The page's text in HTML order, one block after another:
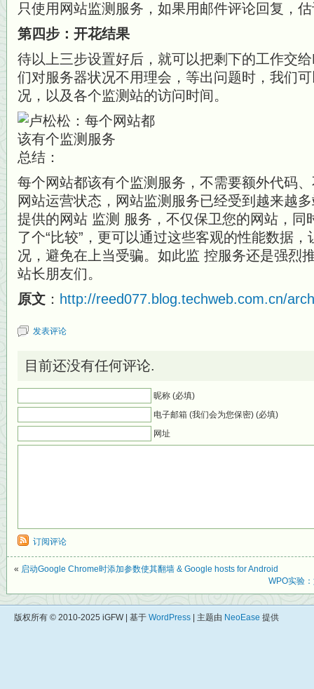
只使用网站监测服务，如果用邮件评论回复，
第四步：开花结果
待以上三步设置好后，就可以把剩下的工作交
们对服务器状况不用理会，等出问题时，我们
况，以及各个监测站的访问时间。
总结：
每个网站都该有个监测服务，不需要额外代码
网站运营状态，网站监测服务已经受到越来越
提供的网站 监测 服务，不仅保卫您的网站，同
了个“比较”，更可以通过这些客观的性能数据
况，避免在上当受骗。如此监 控服务还是强烈
站长朋友们。
原文 ： http://reed077.blog.techweb.com.cn/
发表评论
目前还没有任何评论.
昵称 (必填)
电子邮箱 (我们会为您保密) (必填)
网址
订阅评论
« 启动Google Chrome时添加参数使其翻墙 & Google hosts for Android
WPO实验
版权所有 © 2010-2025 iGFW | 基于 WordPress | 主题由 NeoEase 提供